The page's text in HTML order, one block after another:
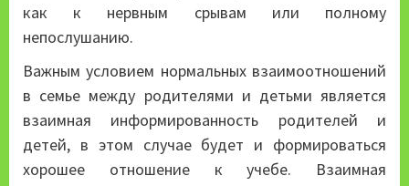
как к нервным срывам или полному
непослушанию.
Важным условием нормальных взаимоотношений
в семье между родителями и детьми является
взаимная информированность родителей и
детей, в этом случае будет и формироваться
хорошее отношение к учебе. Взаимная